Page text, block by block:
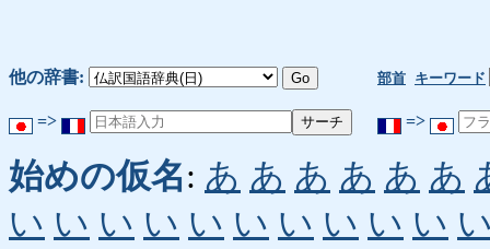
他の辞書: 部首 キーワード
=> =>
始めの仮名: あ あ あ あ あ あ
い い い い い い い い い い